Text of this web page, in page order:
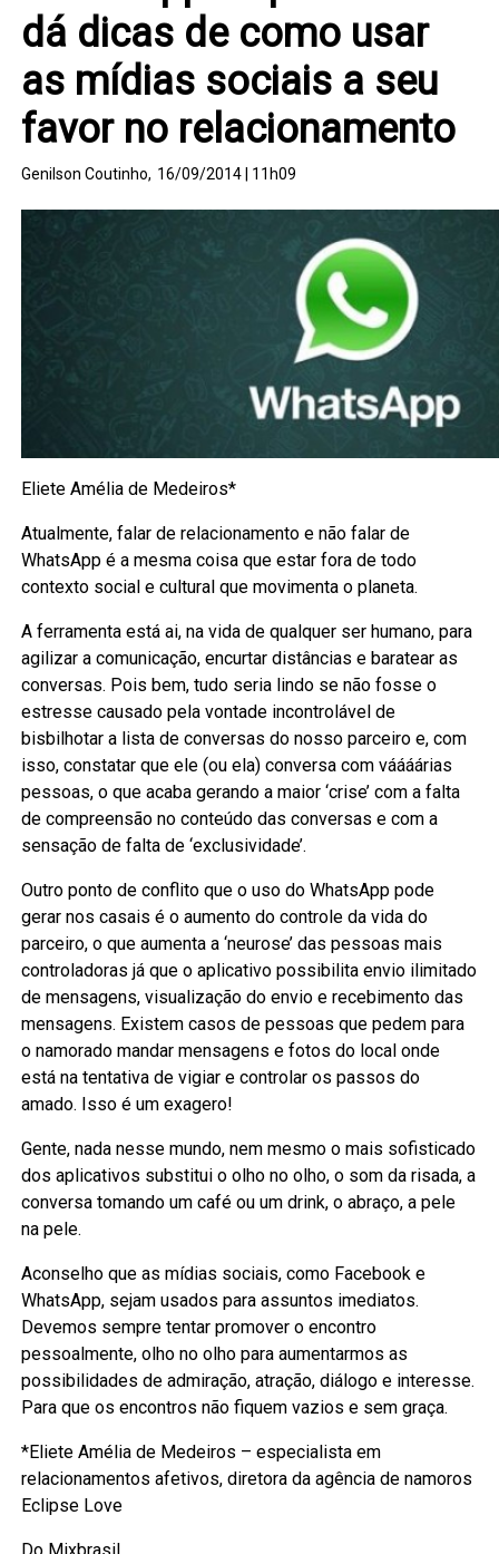
dá dicas de como usar
as mídias sociais a seu
favor no relacionamento
Genilson Coutinho, 16/09/2014 | 11h09
Eliete Amélia de Medeiros*
Atualmente, falar de relacionamento e não falar de
WhatsApp é a mesma coisa que estar fora de todo
contexto social e cultural que movimenta o planeta.
A ferramenta está ai, na vida de qualquer ser humano, para
agilizar a comunicação, encurtar distâncias e baratear as
conversas. Pois bem, tudo seria lindo se não fosse o
estresse causado pela vontade incontrolável de
bisbilhotar a lista de conversas do nosso parceiro e, com
isso, constatar que ele (ou ela) conversa com váááárias
pessoas, o que acaba gerando a maior ‘crise’ com a falta
de compreensão no conteúdo das conversas e com a
sensação de falta de ‘exclusividade’.
Outro ponto de conflito que o uso do WhatsApp pode
gerar nos casais é o aumento do controle da vida do
parceiro, o que aumenta a ‘neurose’ das pessoas mais
controladoras já que o aplicativo possibilita envio ilimitado
de mensagens, visualização do envio e recebimento das
mensagens. Existem casos de pessoas que pedem para
o namorado mandar mensagens e fotos do local onde
está na tentativa de vigiar e controlar os passos do
amado. Isso é um exagero!
Gente, nada nesse mundo, nem mesmo o mais sofisticado
dos aplicativos substitui o olho no olho, o som da risada, a
conversa tomando um café ou um drink, o abraço, a pele
na pele.
Aconselho que as mídias sociais, como Facebook e
WhatsApp, sejam usados para assuntos imediatos.
Devemos sempre tentar promover o encontro
pessoalmente, olho no olho para aumentarmos as
possibilidades de admiração, atração, diálogo e interesse.
Para que os encontros não fiquem vazios e sem graça.
*Eliete Amélia de Medeiros – especialista em
relacionamentos afetivos, diretora da agência de namoros
Eclipse Love